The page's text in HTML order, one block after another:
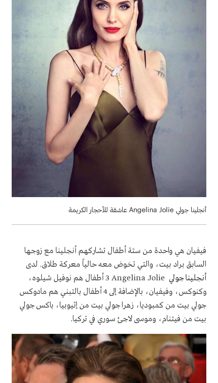
أنجلينا جولي Angelina Jolie عاشقة للأحجار الكريمة
فيفيان هي واحدة من ستة أطفال تشاركهم أنجلينا مع زوجها
السابق براد بيت، والتي تخوض معه حالياً معركة طلاق. لدى
أنجلينا جولي Angelina Jolie
3 أطفال هم نوفيل شيلوه،
وكنوكس، وفيفيان، بالإضافة إلى 4 أطفال بالتبني هم مادوكس
جولي بيت من كمبوديا، زهرا جولي بيت من إثيوبيا، باكس جولي
بيت من فيتنام، وموسى لاجئ سوري في تركيا.